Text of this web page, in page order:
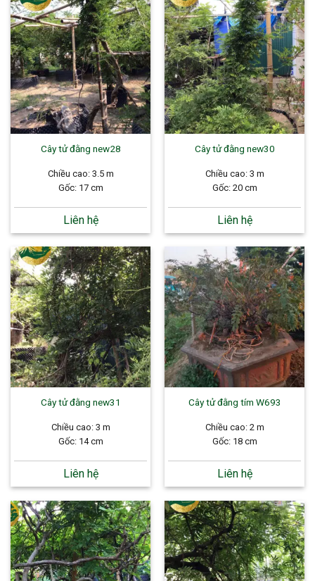
Cây tử đằng new28
Chiều cao: 3.5 m
Gốc: 17 cm
Liên hệ
Cây tử đằng new30
Chiều cao: 3 m
Gốc: 20 cm
Liên hệ
Cây tử đằng new31
Chiều cao: 3 m
Gốc: 14 cm
Liên hệ
Cây tử đằng tím W693
Chiều cao: 2 m
Gốc: 18 cm
Liên hệ